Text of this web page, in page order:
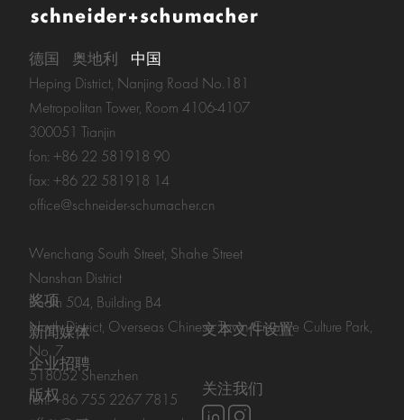
德国 奥地利
中国
Heping District, Nanjing Road No.181
Metropolitan Tower, Room 4106-4107
300051 Tianjin
fon: +86 22 581918 90
fax: +86 22 581918 14
office@schneider-schumacher.cn
Wenchang South Street, Shahe Street
Nanshan District
Room 504, Building B4
North District, Overseas Chinese Town Creative Culture Park,
No. 7
518052 Shenzhen
fon: +86 755 2267 7815
奖项
新闻媒体
企业招聘
版权
文本文件设置
关注我们